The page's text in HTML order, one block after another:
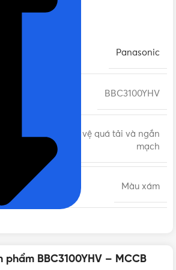
10kA 415VAC
Panasonic
BBC3100YHV
MCCB bảo vệ quá tải và ngắn
mạch
Màu xám
BBC3100YHV – MCCB